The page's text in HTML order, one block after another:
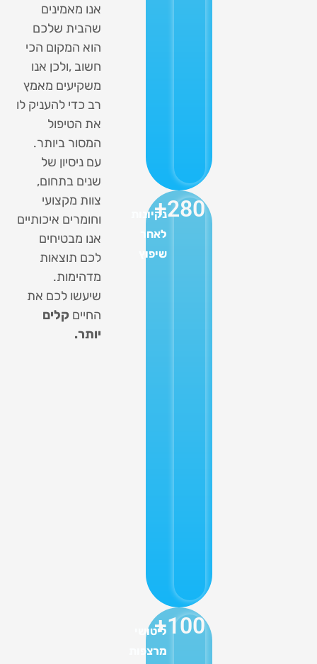
280
+
נקיונות
100
+
ליטושי
מרצפות
אנו מאמינים
שהבית שלכם
הוא המקום הכי
חשוב ,ולכן אנו
משקיעים מאמץ
רב כדי להעניק לו
את הטיפול
המסור ביותר.
עם ניסיון של
שנים בתחום,
צוות מקצועי
וחומרים איכותיים
אנו מבטיחים
לכם תוצאות
מדהימות.
שיעשו לכם את
קלים